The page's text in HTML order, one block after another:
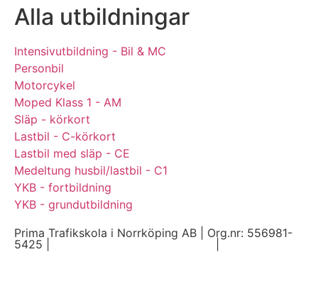
Alla utbildningar
Intensivutbildning - Bil & MC
Personbil
Motorcykel
Moped Klass 1 - AM
Släp - körkort
Lastbil - C-körkort
Lastbil med släp - CE
Medeltung husbil/lastbil - C1
YKB - fortbildning
YKB - grundutbildning
Prima Trafikskola i Norrköping AB | Org.nr: 556981-
5425 |
Hantering av personuppgifter |Köpvillkor